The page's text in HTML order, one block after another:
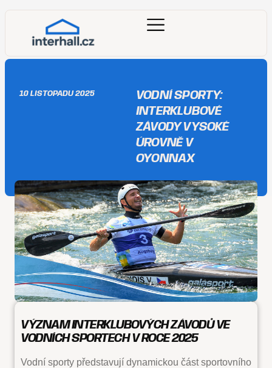
10 LISTOPADU 2025
VODNÍ SPORTY:
INTERKLUBOVÉ
ZÁVODY VYSOKÉ
ÚROVNĚ V
OYONNAX
VÝZNAM INTERKLUBOVÝCH ZÁVODŮ VE
VODNÍCH SPORTECH V ROCE 2025
Vodní sporty představují dynamickou část sportovního